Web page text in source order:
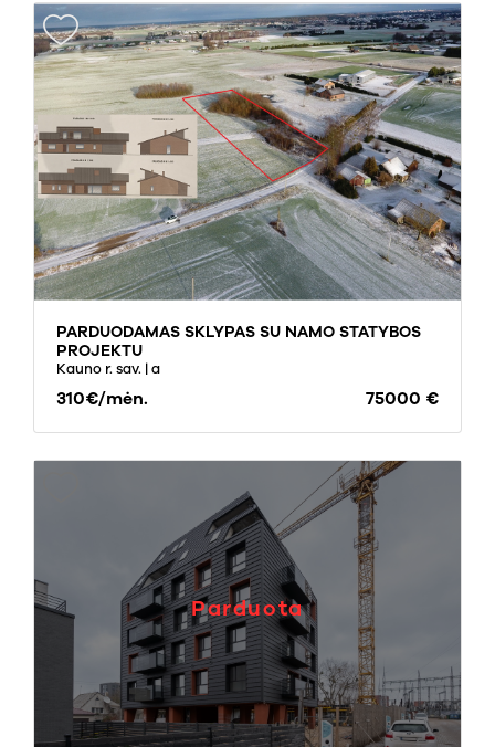
PARDUODAMAS SKLYPAS SU NAMO STATYBOS
PROJEKTU
Kauno r. sav. | a
310€/mėn. 75000 €
Parduota